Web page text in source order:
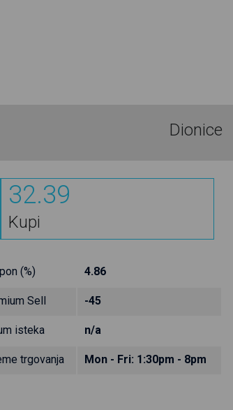
Dionice
32.39
Kupi
(%) 4.86
Sell -45
isteka n/a
trgovanja Mon - Fri: 1:30pm - 8pm